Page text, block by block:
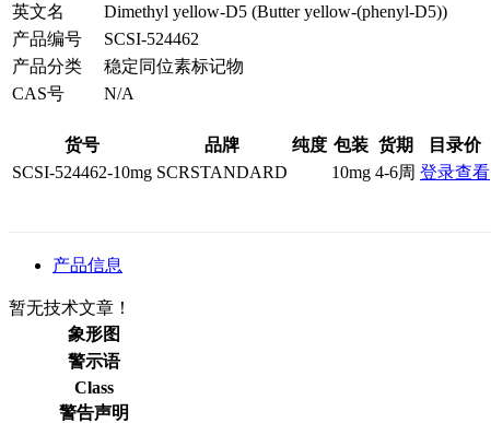
英文名
Dimethyl yellow-D5 (Butter yellow-(phenyl-D5))
产品编号
SCSI-524462
产品分类
稳定同位素标记物
CAS号
N/A
货号 品牌 纯度 包装 货期 目录价
SCSI-524462-10mg SCRSTANDARD 10mg 4-6周 登录查看
产品信息
暂无技术文章！
象形图
警示语
Class
警告声明